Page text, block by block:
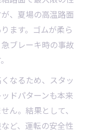
、夏場の高温路面
ます。ゴムが柔ら
ブレーキ時の事故
なるため、スタッ
ドパターンも本来
ん。結果として、
ど、運転の安全性